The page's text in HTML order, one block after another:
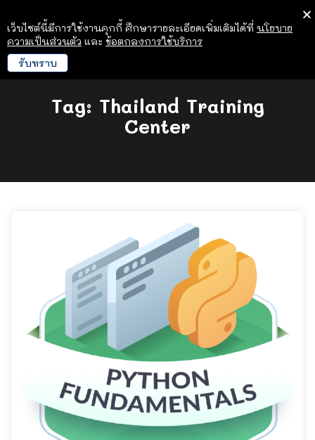
Tag: Thailand Training
Center
เว็บไซต์นี้มีการใช้งานคุกกี้ ศึกษารายละเอียดเพิ่มเติมได้ที่ นโยบาย
ความเป็นส่วนตัว และ ข้อตกลงการใช้บริการ
รับทราบ